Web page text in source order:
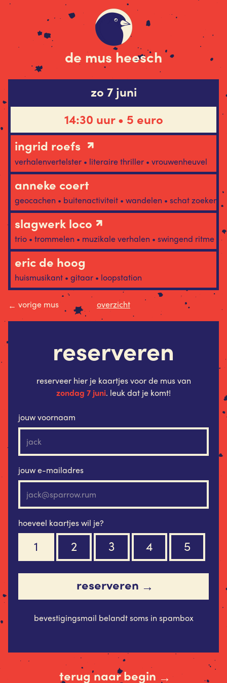
de mus heesch
zo 7 juni
14:30 uur • 5 euro
ingrid roefs
verhalenvertelster • literaire thriller • vrouwenheuvel
anneke coert
geocachen • buitenactiviteit • wandelen • schat zoeken
slagwerk loco
trio • trommelen • muzikale verhalen • swingend ritme
eric de hoog
huismusikant • gitaar • loopstation
← vorige mus overzicht
reserveren
reserveer hier je kaartjes voor de mus van
zondag 7 juni. leuk dat je komt!
jouw voornaam
jouw e-mailadres
hoeveel kaartjes wil je?
1 2 3 4 5
reserveren →
bevestigingsmail belandt soms in spambox
terug naar begin →